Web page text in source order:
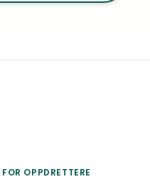
FOR OPPDRETTERE